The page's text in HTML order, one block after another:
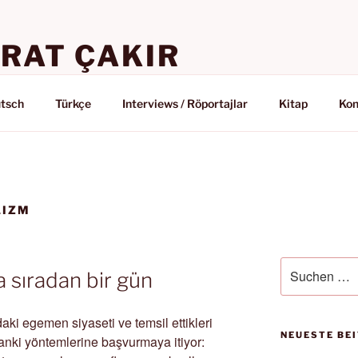
ÇAKIR
Türkçe Interviews / Röportajlar Kitap
sıradan bir gün
egemen siyaseti ve temsil ettikleri
yöntemlerine başvurmaya itiyor:
nach:
NEUESTE